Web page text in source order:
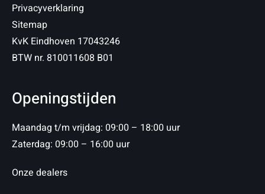
Privacyverklaring
Sitemap
KvK Eindhoven 17043246
BTW nr. 810011608 B01
Openingstijden
Maandag t/m vrijdag: 09:00 – 18:00 uur
Zaterdag: 09:00 – 16:00 uur
Onze dealers